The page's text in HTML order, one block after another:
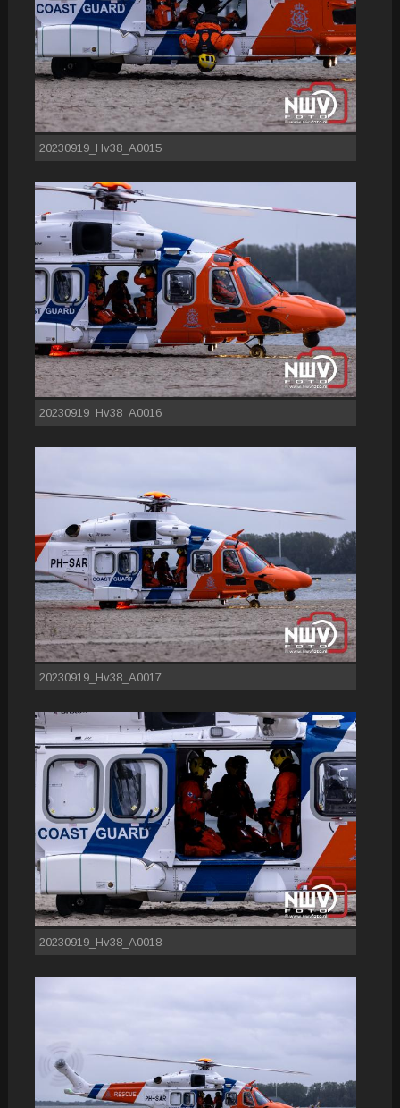
20230919_Hv38_A0015
20230919_Hv38_A0016
20230919_Hv38_A0017
20230919_Hv38_A0018